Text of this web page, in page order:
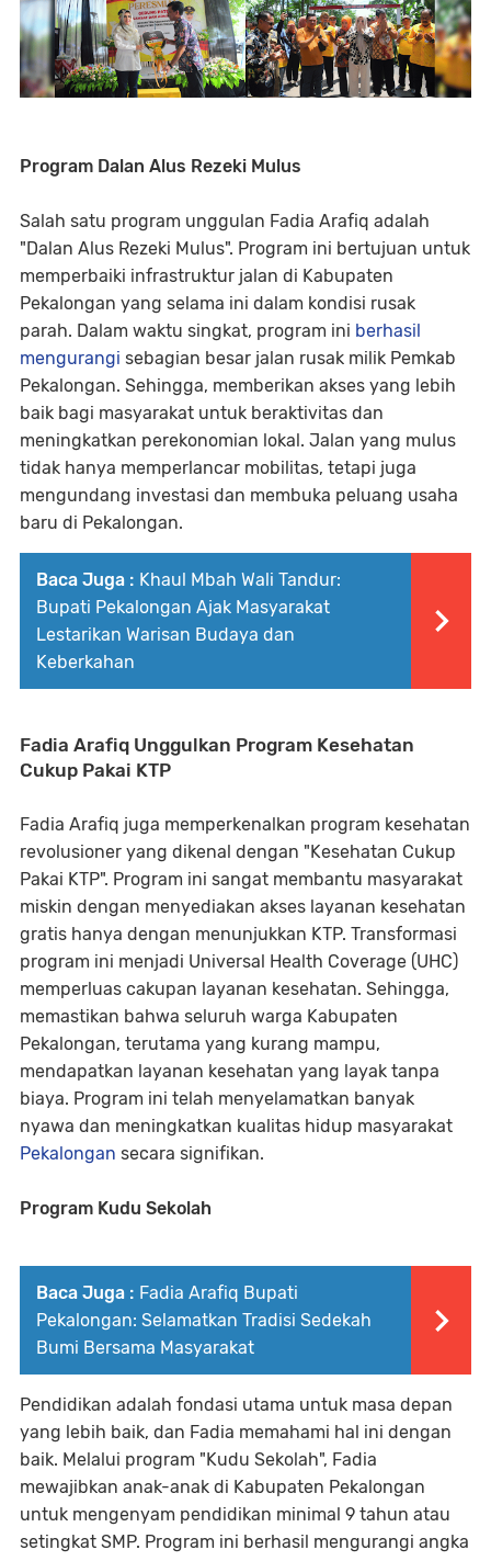
Program Dalan Alus Rezeki Mulus
Salah satu program unggulan Fadia Arafiq adalah
"Dalan Alus Rezeki Mulus". Program ini bertujuan untuk
memperbaiki infrastruktur jalan di Kabupaten
Pekalongan yang selama ini dalam kondisi rusak
parah. Dalam waktu singkat, program ini berhasil
mengurangi sebagian besar jalan rusak milik Pemkab
Pekalongan. Sehingga, memberikan akses yang lebih
baik bagi masyarakat untuk beraktivitas dan
meningkatkan perekonomian lokal. Jalan yang mulus
tidak hanya memperlancar mobilitas, tetapi juga
mengundang investasi dan membuka peluang usaha
baru di Pekalongan.
Baca Juga : Khaul Mbah Wali Tandur:
Bupati Pekalongan Ajak Masyarakat
Lestarikan Warisan Budaya dan
Keberkahan
Fadia Arafiq Unggulkan Program Kesehatan
Cukup Pakai KTP
Fadia Arafiq juga memperkenalkan program kesehatan
revolusioner yang dikenal dengan "Kesehatan Cukup
Pakai KTP". Program ini sangat membantu masyarakat
miskin dengan menyediakan akses layanan kesehatan
gratis hanya dengan menunjukkan KTP. Transformasi
program ini menjadi Universal Health Coverage (UHC)
memperluas cakupan layanan kesehatan. Sehingga,
memastikan bahwa seluruh warga Kabupaten
Pekalongan, terutama yang kurang mampu,
mendapatkan layanan kesehatan yang layak tanpa
biaya. Program ini telah menyelamatkan banyak
nyawa dan meningkatkan kualitas hidup masyarakat
Pekalongan secara signifikan.
Program Kudu Sekolah
Baca Juga : Fadia Arafiq Bupati
Pekalongan: Selamatkan Tradisi Sedekah
Bumi Bersama Masyarakat
Pendidikan adalah fondasi utama untuk masa depan
yang lebih baik, dan Fadia memahami hal ini dengan
baik. Melalui program "Kudu Sekolah", Fadia
mewajibkan anak-anak di Kabupaten Pekalongan
untuk mengenyam pendidikan minimal 9 tahun atau
setingkat SMP. Program ini berhasil mengurangi angka